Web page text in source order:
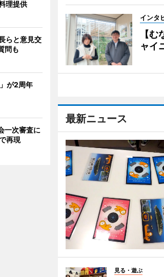
インタ
【
ャイ
最新ニュース
見る・遊ぶ
理提供
らと意見交
問も
が2周年
一次審査に
再現